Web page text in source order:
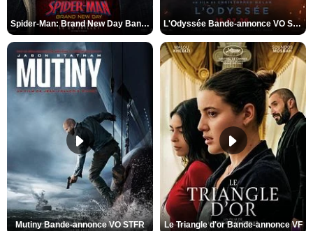
Spider-Man: Brand New Day Bande-annonce VO STFR L'Odyssée Bande-annonce VO STFR
Mutiny Bande-annonce VO STFR Le Triangle d'or Bande-annonce VF